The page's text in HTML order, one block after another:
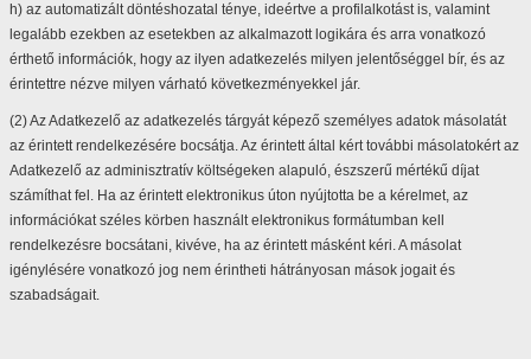
h) az automatizált döntéshozatal ténye, ideértve a profilalkotást is, valamint
legalább ezekben az esetekben az alkalmazott logikára és arra vonatkozó
érthető információk, hogy az ilyen adatkezelés milyen jelentőséggel bír, és az
érintettre nézve milyen várható következményekkel jár.
(2) Az Adatkezelő az adatkezelés tárgyát képező személyes adatok másolatát
az érintett rendelkezésére bocsátja. Az érintett által kért további másolatokért az
Adatkezelő az adminisztratív költségeken alapuló, észszerű mértékű díjat
számíthat fel. Ha az érintett elektronikus úton nyújtotta be a kérelmet, az
információkat széles körben használt elektronikus formátumban kell
rendelkezésre bocsátani, kivéve, ha az érintett másként kéri. A másolat
igénylésére vonatkozó jog nem érintheti hátrányosan mások jogait és
szabadságait.